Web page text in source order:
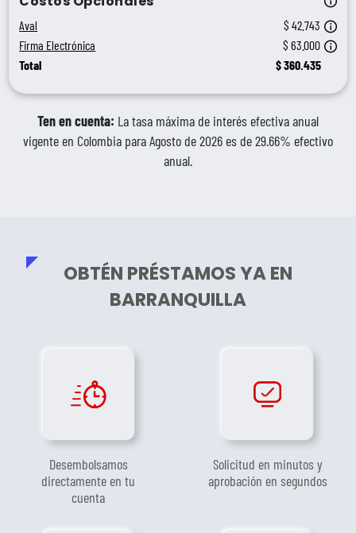
Aval
$ 42.743
Firma Electrónica
$ 63.000
Total
$360.435
Ten en cuenta: La tasa máxima de interés efectiva anual
vigente en Colombia para Agosto de 2026 es de 29.66% efectivo
anual.
OBTÉN PRÉSTAMOS YA EN
BARRANQUILLA
Desembolsamos
directamente en tu
cuenta
Solicitud en minutos y
aprobación en segundos